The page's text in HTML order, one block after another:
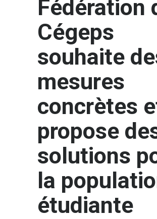
Fédération
Cégeps
souhaite
mesures
concrètes
propose
solutions
la
étudiante